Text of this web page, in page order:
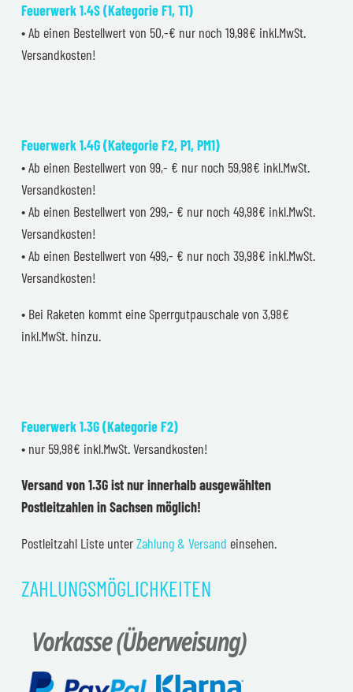
Feuerwerk 1.4S (Kategorie F1, T1)
• Ab einen Bestellwert von 50,-€ nur noch 19,98€ inkl.MwSt.
Versandkosten!
Feuerwerk 1.4G (Kategorie F2, P1, PM1)
• Ab einen Bestellwert von 99,- € nur noch 59,98€ inkl.MwSt.
Versandkosten!
• Ab einen Bestellwert von 299,- € nur noch 49,98€ inkl.MwSt.
Versandkosten!
• Ab einen Bestellwert von 499,- € nur noch 39,98€ inkl.MwSt.
Versandkosten!
• Bei Raketen kommt eine Sperrgutpauschale von 3,98€
inkl.MwSt. hinzu.
Feuerwerk 1.3G (Kategorie F2)
• nur 59,98€ inkl.MwSt. Versandkosten!
Versand von 1.3G ist nur innerhalb ausgewählten
Postleitzahlen in Sachsen möglich!
Postleitzahl Liste unterZahlung & Versand einsehen.
ZAHLUNGSMÖGLICHKEITEN